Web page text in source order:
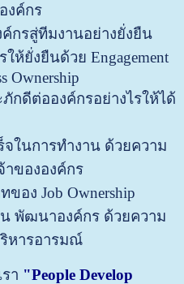
งค์กร
กรสู่ทีมงานอย่างยั่งยืน
ห้ยั่งยืนด้วย Engagement
Ownership
กดีต่อองค์กรอย่างไรให้ได้
จในการทำงาน ด้วยความ
าขององค์กร
อง Job Ownership
พัฒนาองค์กร ด้วยความ
หารอารมณ์
า "People Develop